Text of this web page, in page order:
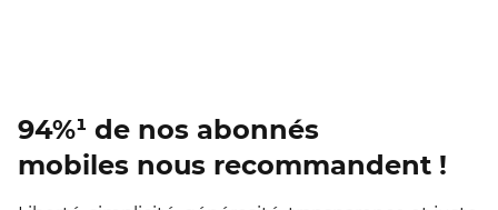
94%¹ de nos abonnés
mobiles nous recommandent !